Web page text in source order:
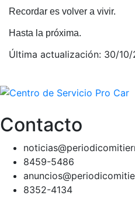
Recordar es volver a vivir.
Hasta la próxima.
Última actualización: 30/
Contacto
8459-5486
8352-4134